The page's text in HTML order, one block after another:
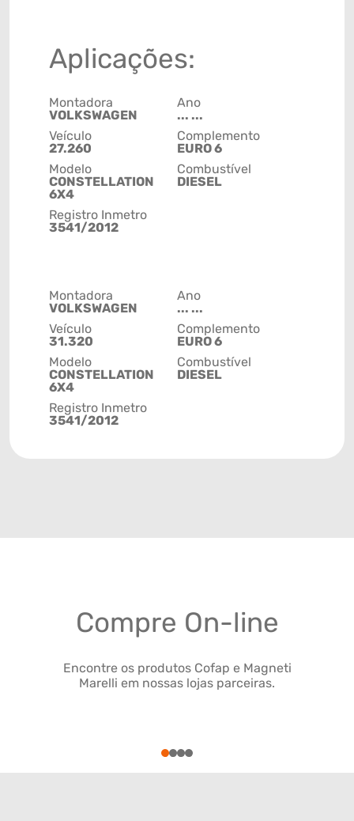
Aplicações:
Montadora
VOLKSWAGEN
Veículo
27.260
Modelo
CONSTELLATION
6X4
Ano
... ...
Complemento
EURO 6
Combustível
DIESEL
Registro Inmetro
3541/2012
Montadora
VOLKSWAGEN
Veículo
31.320
Modelo
CONSTELLATION
6X4
Ano
... ...
Complemento
EURO 6
Combustível
DIESEL
Registro Inmetro
3541/2012
Compre On-line
Encontre os produtos Cofap e Magneti
Marelli em nossas lojas parceiras.
1234